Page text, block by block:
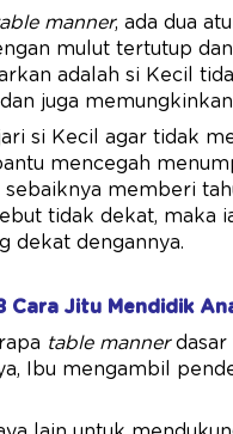
manner, ada dua
mulut tertutup
adalah si Kecil
juga
si Kecil agar tidak
mencegah
sebaiknya memberi
tidak dekat, maka
dekat dengannya.
Cara Jitu Mendidik
table mannerdasar
Ibu mengambil